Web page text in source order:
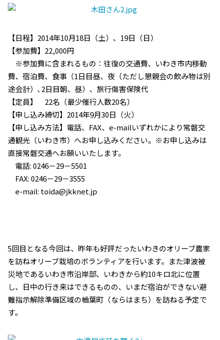
【日程】2014年10月18日（土）、19日（日）
【参加費】22,000円
※参加費に含まれるもの：往復の交通費、いわき市内移動
費、宿泊費、食事（1日目昼、夜（ただし懇親会の飲み物は別
途会計）､2日目朝、昼）、旅行傷害保険代
【定員】 22名（最少催行人数20名）
【申し込み締切】2014年9月30日（火）
【申し込み方法】電話、FAX、e-mailいずれかにより常磐交
通観光（いわき市）へお申し込みください。※お申し込みは
直接常磐交通へお願いいたします。
電話: 0246－29－5501
FAX: 0246－29－3555
e-mail: toida@jkknet.jp
5回目となる今回は、昨年も好評だったいわきのオリーブ農家
を訪ねオリーブ栽培のボランティアを行います。また津波被
災地であるいわき市沿岸部、いわきから約10キロ北に位置
し、日中の行き来はできるものの、いまだ宿泊ができない避
難指示解除準備区域の楢葉町（ならはまち）を訪ねる予定で
す。